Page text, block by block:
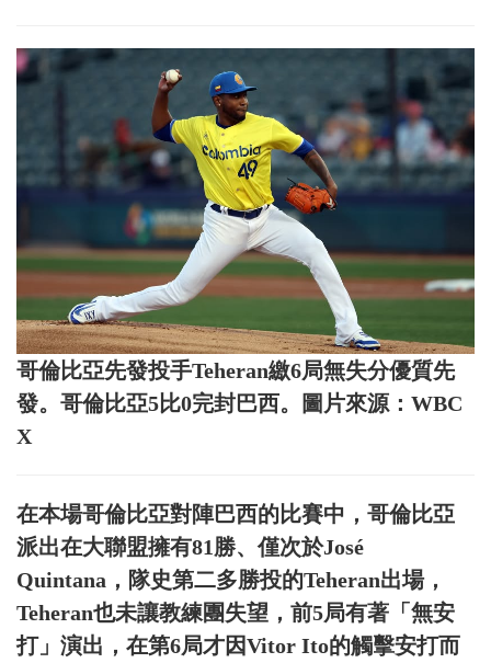
哥倫比亞先發投手Teheran繳6局無失分優質先
發。哥倫比亞5比0完封巴西。圖片來源：WBC
X
在本場哥倫比亞對陣巴西的比賽中，哥倫比亞
派出在大聯盟擁有81勝、僅次於José
Quintana，隊史第二多勝投的Teheran出場，
Teheran也未讓教練團失望，前5局有著「無安
打」演出，在第6局才因Vitor Ito的觸擊安打而